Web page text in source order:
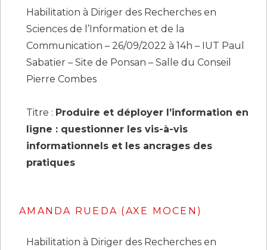
Habilitation à Diriger des Recherches en
Sciences de l’Information et de la
Communication – 26/09/2022 à 14h – IUT Paul
Sabatier – Site de Ponsan – Salle du Conseil
Pierre Combes
Titre : Produire et déployer l’information en
ligne : questionner les vis-à-vis
informationnels et les ancrages des
pratiques
AMANDA RUEDA (AXE MOCEN)
Habilitation à Diriger des Recherches en